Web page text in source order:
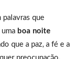
que
boa noite
que a paz, a fé e a